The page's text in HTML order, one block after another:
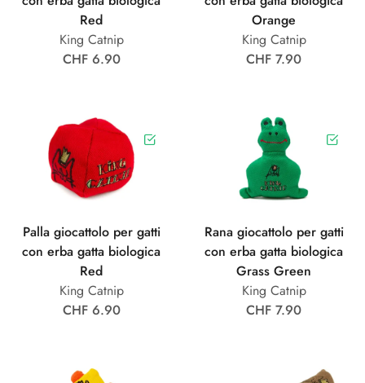
Red
King Catnip
CHF 6.90
Orange
King Catnip
CHF 7.90
Palla giocattolo per gatti
con erba gatta biologica
Red
King Catnip
CHF 6.90
Rana giocattolo per gatti
con erba gatta biologica
Grass Green
King Catnip
CHF 7.90